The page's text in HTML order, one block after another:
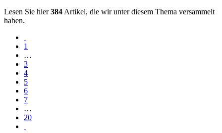
Lesen Sie hier384 Artikel, die wir unter diesem Thema versammelt
haben.
1
…
3
4
5
6
7
…
20